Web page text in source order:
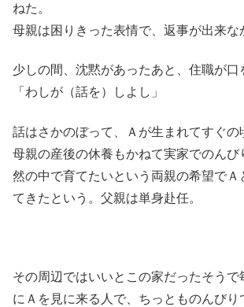
ねた。
母親は困りきった表情で、返事が出来な
少しの間、沈黙があったあと、住職が口
「わしが（話を）しよし」
話はさかのぼって、Ａが生まれてすぐの
母親の産後の休養もかねて実家でのんび
然の中で育てたいという両親の希望でＡ
てきたという。父親は単身赴任。
その周辺ではいいとこの家だったそうで
にＡを見に来る人で、ちっとものんびり